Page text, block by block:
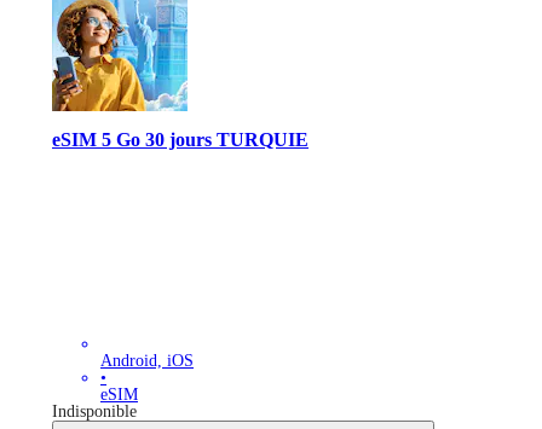
eSIM 5 Go 30 jours TURQUIE
Android, iOS
•
eSIM
Indisponible